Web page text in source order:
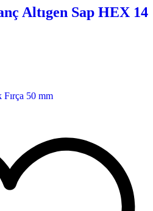
Altıgen Sap HEX 14